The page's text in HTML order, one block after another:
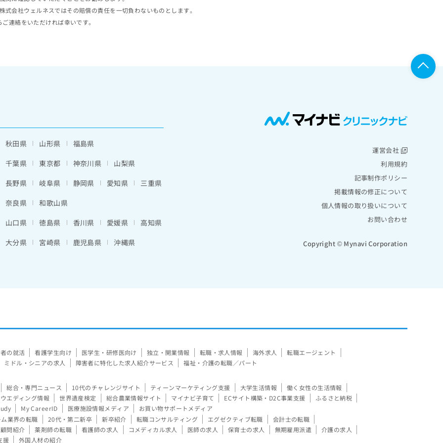
会社ウェルネスではその賠償の責任を一切負わないものとします。
ご連絡をいただければ幸いです。
秋田県 山形県
福島県
千葉県
東京都 神奈川県
山梨県
長野県
岐阜県 静岡県 愛知県
三重県
奈良県
和歌山県
山口県
徳島県 香川県 愛媛県
高知県
大分県
宮崎県 鹿児島県 沖縄県
運営会社
利用規約
記事制作ポリシー
掲載情報の修正について
個人情報の取り扱いについて
お問い合わせ
Copyright © Mynavi Corporation
の就活 看護学生向け 医学生・研修医向け 独立・開業情報 転職・求人情報 海外求人
転職エージェント
ミドル・シニアの求人
障害者に特化した求人紹介サービス 福祉・介護の転職／パート
総合・専門ニュース 10代のチャレンジサイト ティーンマーケティング支援 大学生活情報
働く女性の生活情報
ウエディング情報
世界遺産検定 総合農業情報サイト マイナビ子育て ECサイト構築・D2C事業支援
ふるさと納税
My CareerID 医療施設情報メディア
お買い物サポートメディア
業界の転職
20代・第二新卒 新卒紹介 転職コンサルティング エグゼクティブ転職
会計士の転職
顧問紹介
薬剤師の転職 看護師の求人 コメディカル求人 医師の求人 保育士の求人 無期雇用派遣
介護の求人
援
外国人材の紹介